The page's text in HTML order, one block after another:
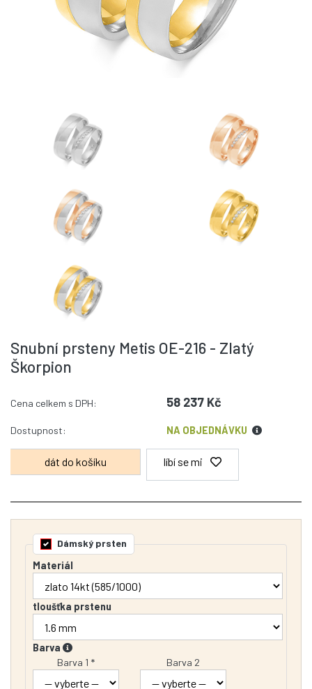
Snubní prsteny Metis OE-216 - Zlatý
Škorpion
Cena celkem s DPH: 58 237 Kč
Dostupnost: NA OBJEDNÁVKU
líbí se mi
Dámský prsten
Materiál
tloušťka prstenu
Barva
Barva 1 *
Barva 2